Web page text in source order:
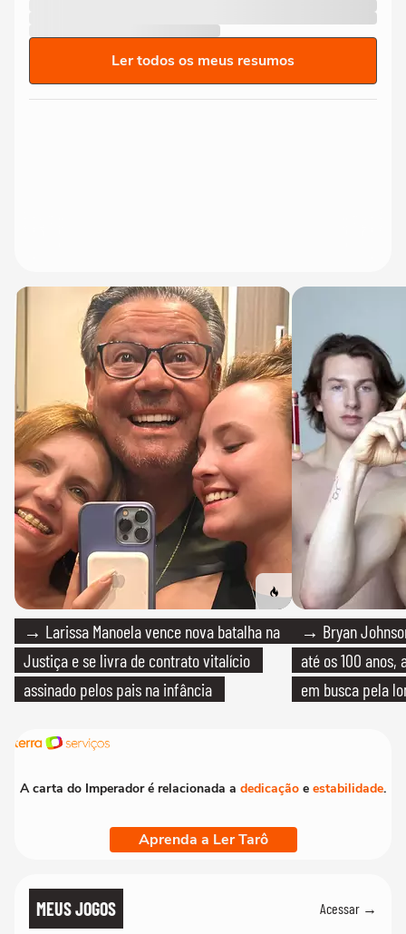
Ler todos os meus resumos
→ Larissa Manoela vence nova batalha na
Justiça e se livra de contrato vitalício
assinado pelos pais na infância
→ Bryan
até os 100
em busca pela
A carta do Imperador é relacionada a dedicação e estabilidade.
Aprenda a Ler Tarô
MEUS JOGOS Acessar →